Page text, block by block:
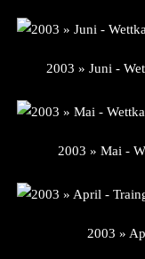
2003 » Juni -
2003 » Mai -
2003 »